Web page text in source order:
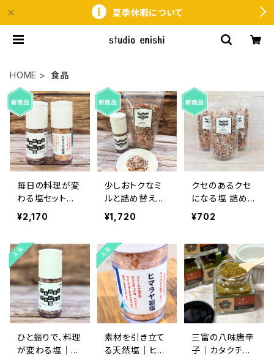
夏季休暇について
HOME 食品
毎日の料理が変
わる塩セット
ヒマラヤ岩塩と
クセのあるクセ
タイプ
¥2,170
少しおトクなミ
ルと詰め替えセ
ット｜ひと振り
で、料理が変わ
るクセになる塩
｜ミネラルを含
むブレンド岩塩
｜料理の味を引
き立てる食用
塩 詰め替え
用 250ｇ
¥1,720
クセのあるクセ
になる塩 詰め替
え｜ひと振りで、
むブレンド岩塩
｜料理の味を引
き立てる食用
塩 詰め替え
用 1袋：250ｇ
¥702
ひと振りで、料理
が変わる塩｜ク
素材を引き立て
る天然塩｜ヒマ
三富の八味唐辛
子｜カタクチイ